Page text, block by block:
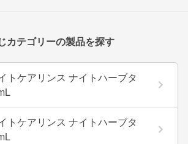
カテゴリーの製品を探す
トケアリンス ナイトハーブタ
トケアリンス ナイトハーブタ